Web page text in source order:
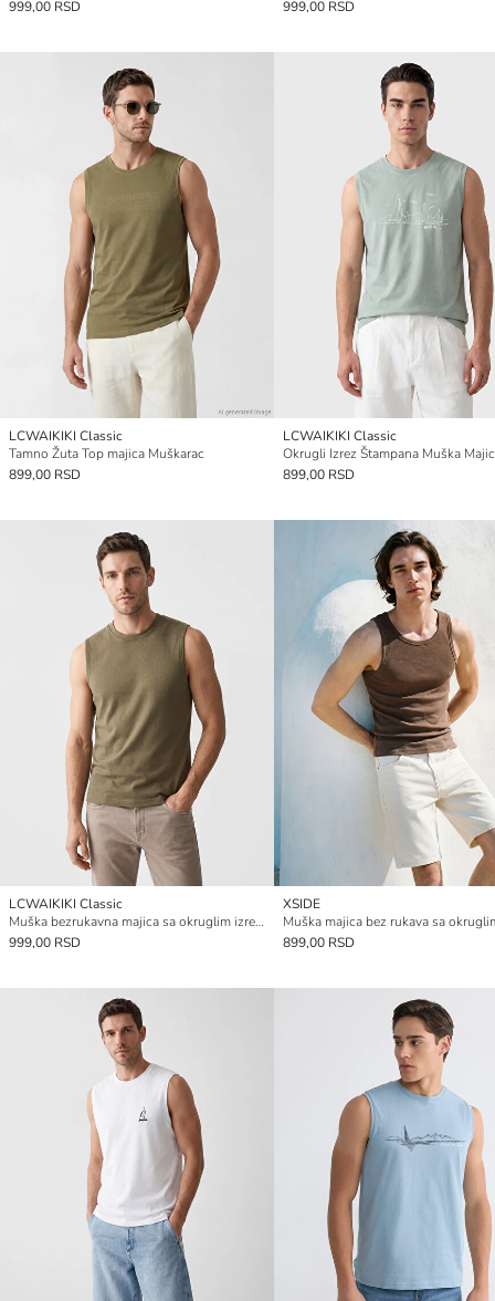
999,00 RSD 999,00 RSD
LCWAIKIKI Classic
Tamno Žuta Top majica Muškarac
899,00 RSD
LCWAIKIKI Classic
899,00 RSD
LCWAIKIKI Classic
Muška bezrukavna majica sa okruglim izrezom
999,00 RSD
XSIDE
899,00 RSD